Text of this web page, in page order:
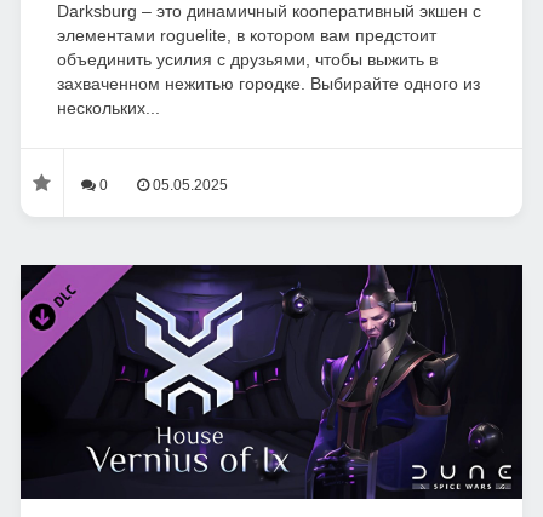
Darksburg – это динамичный кооперативный экшен с
элементами roguelite, в котором вам предстоит
объединить усилия с друзьями, чтобы выжить в
захваченном нежитью городке. Выбирайте одного из
нескольких...
0 05.05.2025